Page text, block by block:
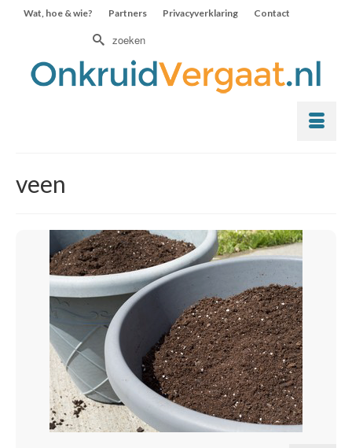
Wat, hoe & wie? Partners Privacyverklaring Contact
Zoek
veen